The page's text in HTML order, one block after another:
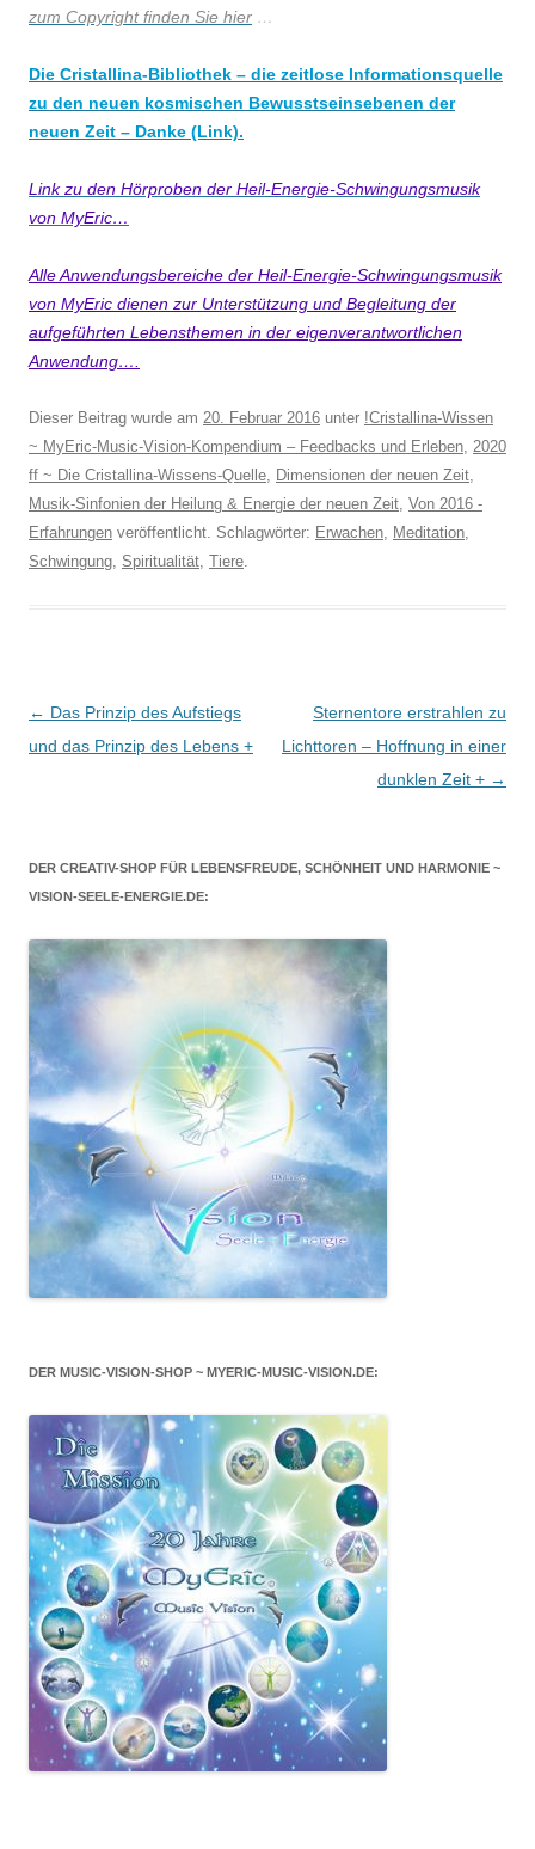
zum Copyright finden Sie hier …
Die Cristallina-Bibliothek – die zeitlose Informationsquelle
zu den neuen kosmischen Bewusstseinsebenen der
neuen Zeit – Danke (Link).
Link zu den Hörproben der Heil-Energie-Schwingungsmusik
von MyEric…
Alle Anwendungsbereiche der Heil-Energie-Schwingungsmusik
von MyEric dienen zur Unterstützung und Begleitung der
aufgeführten Lebensthemen in der eigenverantwortlichen
Anwendung….
Dieser Beitrag wurde am 20. Februar 2016 unter !Cristallina-Wissen
~ MyEric-Music-Vision-Kompendium – Feedbacks und Erleben, 2020
ff ~ Die Cristallina-Wissens-Quelle, Dimensionen der neuen Zeit,
Musik-Sinfonien der Heilung & Energie der neuen Zeit, Von 2016 -
Erfahrungen veröffentlicht. Schlagwörter: Erwachen, Meditation,
Schwingung, Spiritualität, Tiere.
Beitragsnavigation
← Das Prinzip des Aufstiegs
und das Prinzip des Lebens +
Sternentore erstrahlen zu
Lichttoren – Hoffnung in einer
dunklen Zeit + →
DER CREATIV-SHOP FÜR LEBENSFREUDE, SCHÖNHEIT UND HARMONIE ~
VISION-SEELE-ENERGIE.DE:
DER MUSIC-VISION-SHOP ~ MYERIC-MUSIC-VISION.DE: